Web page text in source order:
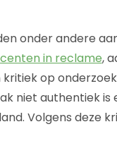
onder andere
in reclame,
op
niet authentiek
Volgens deze